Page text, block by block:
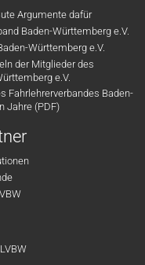
Argumente dafür
Baden-Württemberg e.V.
Württemberg e.V.
der Mitglieder des
e.V.
Fahrlehrerverbandes Baden-
Jahre (PDF)